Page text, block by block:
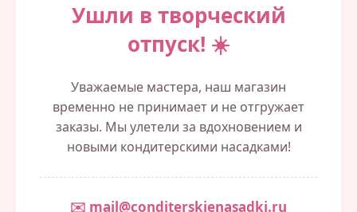
Ушли в творческий
отпуск! ☀️
Уважаемые мастера, наш магазин
временно не принимает и не отгружает
заказы. Мы улетели за вдохновением и
новыми кондитерскими насадками!
✉️ mail@conditerskienasadki.ru